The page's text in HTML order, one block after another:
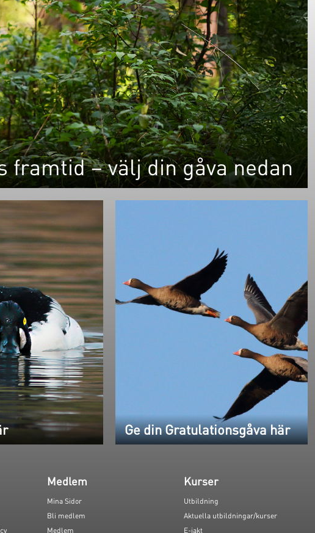
framtid – välj din gåva nedan
Ge din Gratulationsgåva här
Medlem
Mina Sidor
Bli medlem
Medlem
Kurser
Utbildning
Aktuella utbildningar/kurser
E-jakt